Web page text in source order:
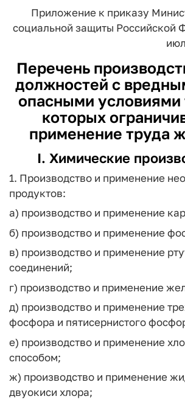
Приложение к приказу
социальной защиты Российской
Перечень
должностей с
опасными условиями
которых
применение труда
I. Химические
1. Производство и применение
продуктов:
а) производство и применение
б) производство и применение
в) производство и применение
соединений;
г) производство и применение
д) производство и применение
фосфора и пятисернистого
е) производство и применение
способом;
ж) производство и применение
двуокиси хлора;